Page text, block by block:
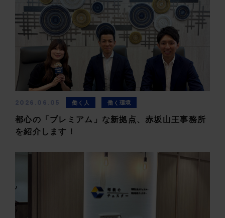
2026.06.05 働く人 働く環境
都心の「プレミアム」な新拠点、赤坂山王事務所
を紹介します！